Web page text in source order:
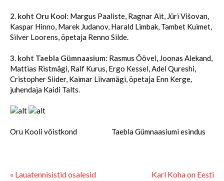
2. koht Oru Kool: Margus Paaliste, Ragnar Ait, Jüri Višovan,
Kaspar Hinno, Marek Judanov, Harald Limbak, Tambet Kuimet,
Silver Loorens, õpetaja Renno Silde.
3. koht Taebla Gümnaasium: Rasmus Öövel, Joonas Alekand,
Mattias Ristmägi, Ralf Kurus, Ergo Kessel, Adel Qureshi,
Cristopher Siider, Kaimar Liivamägi, õpetaja Enn Kerge,
juhendaja Kaidi Talts.
Oru Kooli võistkond Taebla Gümnaasiumi esindus
« Lauatennisistid osalesid
Karl Koha on Eesti